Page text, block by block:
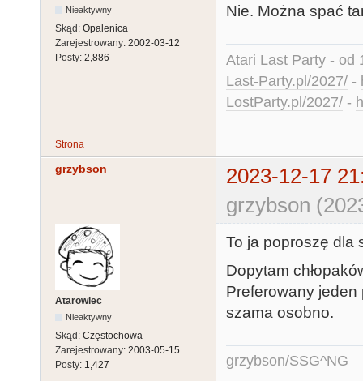
Nieaktywny
Skąd: Opalenica
Zarejestrowany: 2002-03-12
Posty: 2,886
Nie. Można spać
Atari Last Party - od
Last-Party.pl/2027/ -
LostParty.pl/2027/ -
Strona
grzybson
2023-12-17
grzybson
Atarowiec
Nieaktywny
Skąd: Częstochowa
Zarejestrowany: 2003-05-15
Posty: 1,427
To ja poproszę dla
Dopytam
Preferowany
szama osobno.
grzybson/SSG^NG